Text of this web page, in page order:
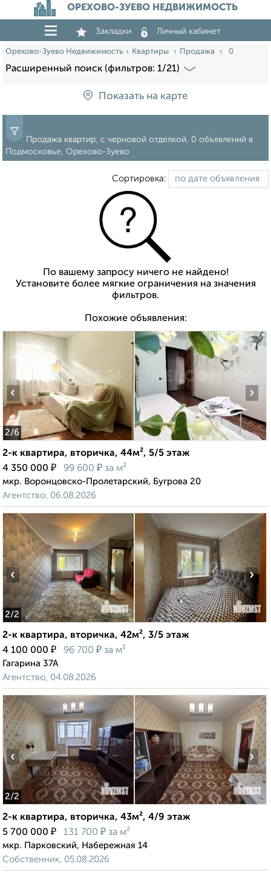
ОРЕХОВО-ЗУЕВО НЕДВИЖИМОСТЬ
Закладки Личный кабинет
Орехово-Зуево Недвижимость Квартиры Продажа 0
Расширенный поиск (фильтров: 1/21)
Показать на карте
Продажа квартир, с черновой отделкой, 0 объявлений в
Подмосковье, Орехово-Зуево
Сортировка:
По вашему запросу ничего не найдено!
Установите более мягкие ограничения на значения
фильтров.
Похожие объявления:
2/6
‹ ›
2-к квартира, вторичка, 44м², 5/5 этаж
4 350 000 ₽ 99 600 ₽ за м²
мкр. Воронцовско-Пролетарский, Бугрова 20
Агентство, 06.08.2026
2/2
‹ ›
2-к квартира, вторичка, 42м², 3/5 этаж
4 100 000 ₽ 96 700 ₽ за м²
Гагарина 37А
Агентство, 04.08.2026
2/2
‹ ›
2-к квартира, вторичка, 43м², 4/9 этаж
5 700 000 ₽ 131 700 ₽ за м²
мкр. Парковский, Набережная 14
Собственник, 05.08.2026